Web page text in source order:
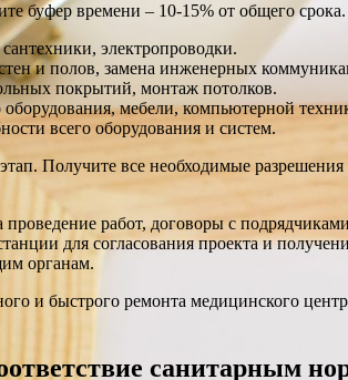
буфер времени – 10-15% от общего
электропроводки.
и полов, замена инженерных
покрытий, монтаж потолков.
мебели, компьютерной
всего оборудования и систем.
Получите все необходимые
работ, договоры с
для согласования проекта и
органам.
и быстрого ремонта медицинского
санитарным